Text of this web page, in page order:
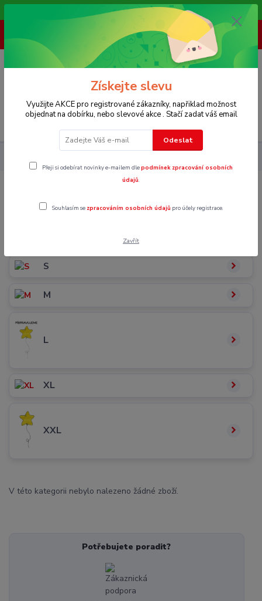
Vítáme Vás na našem e-shopu,. Stále doplňujeme nové produkty.
Menu
(Po-Pá, 8-16 hod.)
0
S
M
L
XL
XXL
V této kategorii nebylo nalezeno žádné zboží.
Potřebujete poradit?
Získejte slevu
Využijte AKCE pro registrované zákazníky, napřiklad možnost
objednat na dobírku, nebo slevové akce . Stačí zadat váš email
Odeslat
Přeji si odebírat novinky e-mailem dlepodmínek zpracování osobních
údajů.
Souhlasím se zpracováním osobních údajů pro účely registrace.
Zavřít